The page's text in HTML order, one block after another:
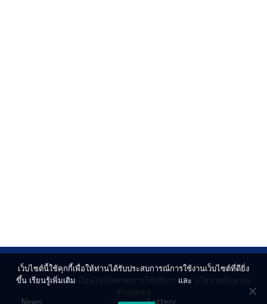
เว็บไซต์นี้ใช้คุกกี้เพื่อให้ท่านได้รับประสบการณ์การใช้งานเว็บไซต์ที่ดียิ่ง
ขึ้น เรียนรู้เพิ่มเติม เงื่อนไขข้อตกลงการใช้บริการ และ นโยบายคุ้มครอง
ส่วนบุคคล